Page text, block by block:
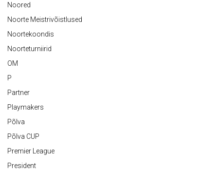
Noored
Noorte Meistrivõistlused
Noortekoondis
Noorteturniirid
OM
P
Partner
Playmakers
Põlva
Põlva CUP
Premier League
President